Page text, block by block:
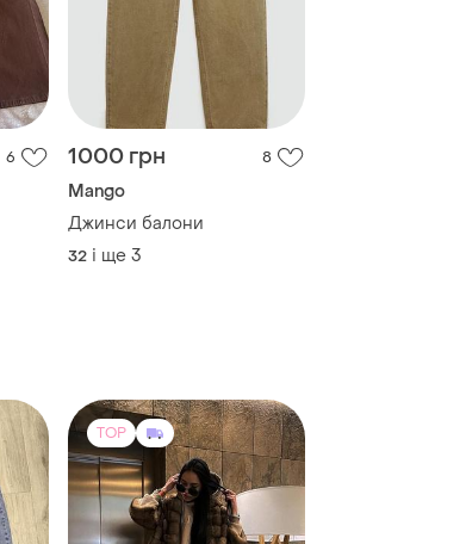
6 1000 грн 8
Mango
Джинси балони
32 і ще 3
TOP